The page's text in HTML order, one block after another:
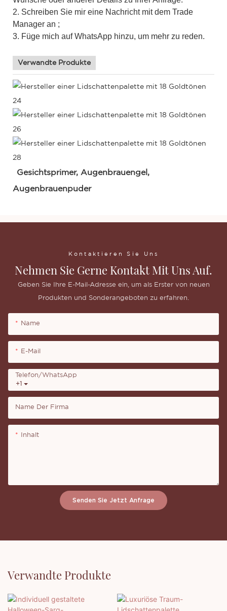
2. Schreiben Sie mir eine Nachricht mit dem Trade
Manager an ;
3. Füge mich auf WhatsApp hinzu, um mehr zu reden.
Verwandte Produkte
Gesichtsprimer, Augenbrauengel,
Augenbrauenpuder
Kontaktieren Sie Uns
Nehmen Sie Gerne Kontakt Mit Uns Auf.
Geben Sie Ihre E-Mail-Adresse ein, um als Erster von neuen
Produkten und Sonderangeboten zu erfahren.
Name
E-Mail
+1
Telefon/WhatsApp
Name Der Firma
Inhalt
Senden Sie Jetzt Anfrage
Verwandte Produkte